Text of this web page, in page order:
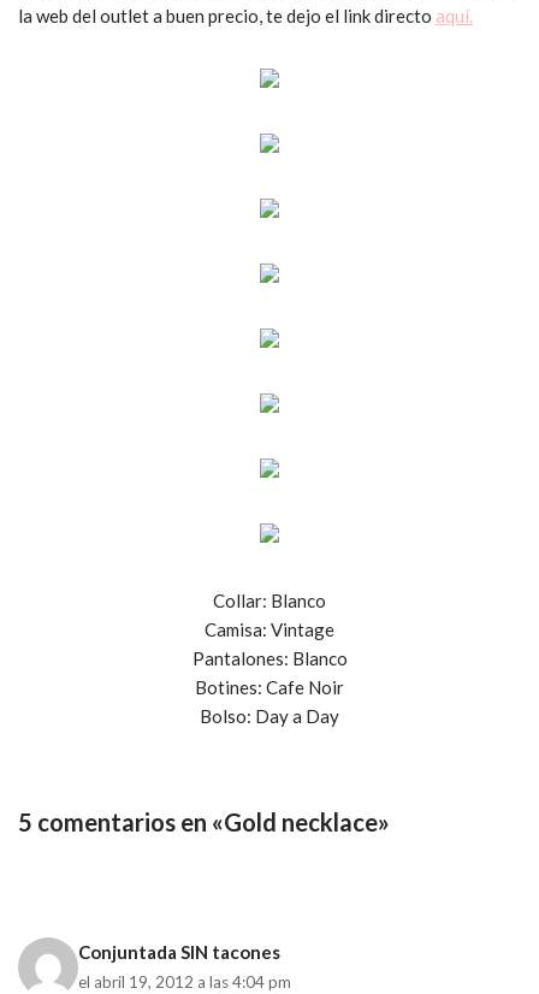
la web del outlet a buen precio, te dejo el link directo aquí.
Collar: Blanco
Camisa: Vintage
Pantalones: Blanco
Botines: Cafe Noir
Bolso: Day a Day
5 comentarios en «Gold necklace»
Conjuntada SIN tacones
el abril 19, 2012 a las 4:04 pm